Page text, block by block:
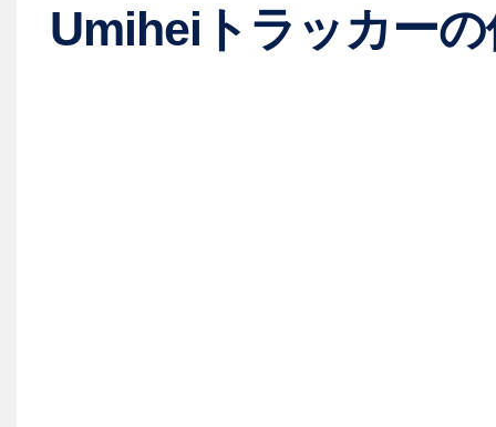
Umiheiトラッカー